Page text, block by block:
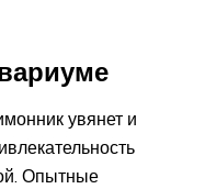
увянет и
Опытные